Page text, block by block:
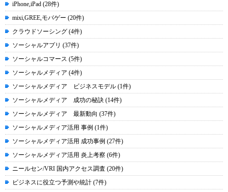
iPhone,iPad (28件)
mixi,GREE,モバゲー (20件)
クラウドソーシング (4件)
ソーシャルアプリ (37件)
ソーシャルコマース (5件)
ソーシャルメディア (4件)
ソーシャルメディア ビジネスモデル (1件)
ソーシャルメディア 成功の秘訣 (14件)
ソーシャルメディア 最新動向 (37件)
ソーシャルメディア活用 事例 (1件)
ソーシャルメディア活用 成功事例 (27件)
ソーシャルメディア活用 炎上考察 (6件)
ニールセン/VRI 国内アクセス調査 (20件)
ビジネスに役立つ予測や統計 (7件)